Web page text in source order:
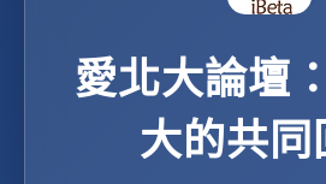
愛北大論壇
大的共同